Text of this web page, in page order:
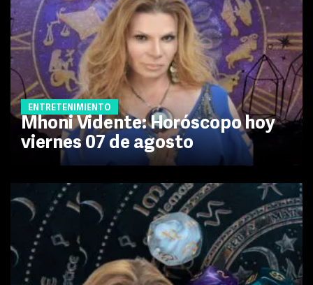
ENTRETENIMIENTO
Mhoni Vidente: Horóscopo hoy
viernes 07 de agosto